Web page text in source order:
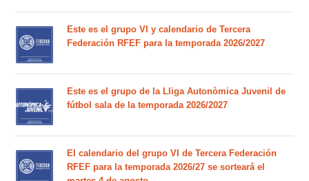
Este es el grupo VI y calendario de Tercera
Federación RFEF para la temporada 2026/2027
Este es el grupo de la Lliga Autonòmica Juvenil de
fútbol sala de la temporada 2026/2027
El calendario del grupo VI de Tercera Federación
RFEF para la temporada 2026/27 se sorteará el